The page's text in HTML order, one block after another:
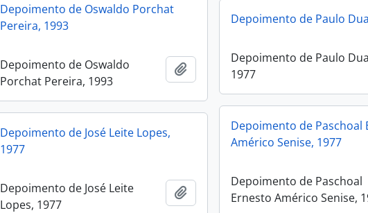
Depoimento de Oswaldo Porchat
Pereira, 1993
Depoimento de Oswaldo
Porchat Pereira, 1993
Add to clipboard
Depoimento de Paulo
Depoimento de Paulo
1977
Depoimento de Paschoal
Américo Senise, 1977
Depoimento de Paschoal
Ernesto Américo Senise,
Depoimento de José Leite Lopes,
1977
Depoimento de José Leite
Lopes, 1977
Add to clipboard